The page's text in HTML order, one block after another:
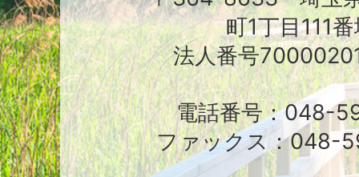
町1丁目111
法人番号
電話番号：048-
ファックス：048-